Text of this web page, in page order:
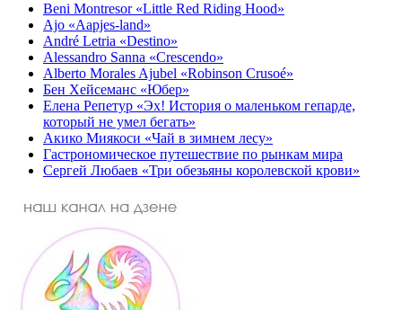
Beni Montresor «Little Red Riding Hood»
Ajo «Aapjes-land»
André Letria «Destino»
Alessandro Sanna «Crescendo»
Alberto Morales Ajubel «Robinson Crusoé»
Бен Хейсеманс «Юбер»
Елена Репетур «Эх! История о маленьком гепарде,
который не умел бегать»
Акико Миякоси «Чай в зимнем лесу»
Гастрономическое путешествие по рынкам мира
Сергей Любаев «Три обезьяны королевской крови»